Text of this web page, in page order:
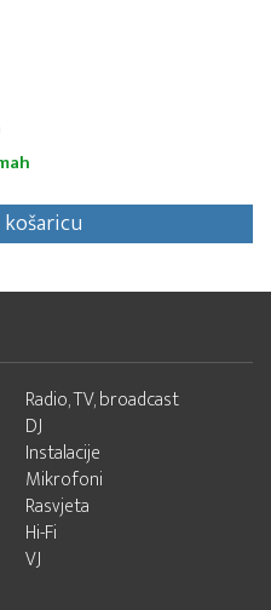
Radio, TV, broadcast
DJ
Instalacije
Mikrofoni
Rasvjeta
Hi-Fi
VJ